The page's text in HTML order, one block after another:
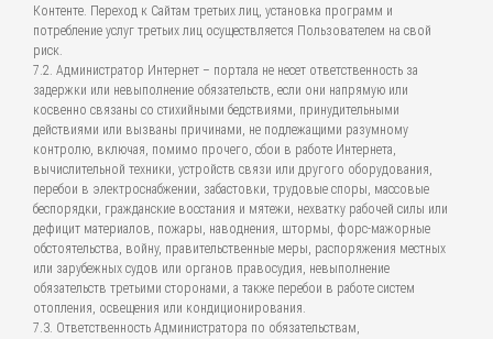
Контенте. Переход к Сайтам третьих лиц, установка программ и
потребление услуг третьих лиц осуществляется Пользователем на свой
риск.
7.2. Администратор Интернет – портала не несет ответственность за
задержки или невыполнение обязательств, если они напрямую или
косвенно связаны со стихийными бедствиями, принудительными
действиями или вызваны причинами, не подлежащими разумному
контролю, включая, помимо прочего, сбои в работе Интернета,
вычислительной техники, устройств связи или другого оборудования,
перебои в электроснабжении, забастовки, трудовые споры, массовые
беспорядки, гражданские восстания и мятежи, нехватку рабочей силы или
дефицит материалов, пожары, наводнения, штормы, форс-мажорные
обстоятельства, войну, правительственные меры, распоряжения местных
или зарубежных судов или органов правосудия, невыполнение
обязательств третьими сторонами, а также перебои в работе систем
отопления, освещения или кондиционирования.
7.3. Ответственность Администратора по обязательствам,